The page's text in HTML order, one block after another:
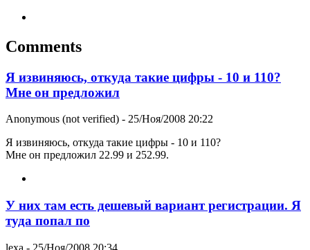
Comments
Я извиняюсь, откуда такие цифры - 10 и 110?
Мне он предложил
Anonymous (not verified) - 25/Ноя/2008 20:22
Я извиняюсь, откуда такие цифры - 10 и 110?
Мне он предложил 22.99 и 252.99.
У них там есть дешевый вариант регистрации. Я
туда попал по
lexa - 25/Ноя/2008 20:34